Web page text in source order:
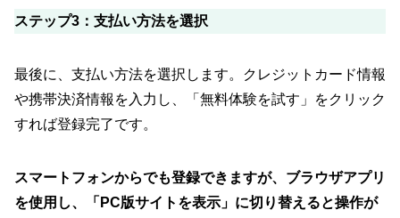
ステップ3：支払い方法を選択
最後に、支払い方法を選択します。クレジットカード情報
や携帯決済情報を入力し、「無料体験を試す」をクリック
すれば登録完了です。
スマートフォンからでも登録できますが、ブラウザアプリ
を使用し、「PC版サイトを表示」に切り替えると操作が